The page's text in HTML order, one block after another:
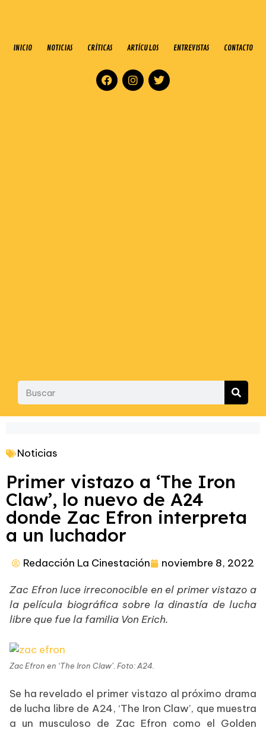
INICIO NOTICIAS CRÍTICAS ARTÍCULOS ENTREVISTAS CONTACTO
Noticias
Primer vistazo a ‘The Iron
Claw’, lo nuevo de A24
donde Zac Efron interpreta
a un luchador
Redacción La Cinestación noviembre 8, 2022
Zac Efron luce irreconocible en el primer vistazo a
la película biográfica sobre la dinastía de lucha
libre que fue la familia Von Erich.
Zac Efron en ‘The Iron Claw’. Foto: A24.
Se ha revelado el primer vistazo al próximo drama
de lucha libre de A24, ‘The Iron Claw’, que muestra
a un musculoso de Zac Efron como el Golden